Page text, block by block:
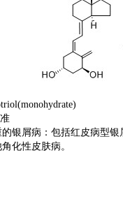
(monohydrate)
的银屑病：包括红皮病型银
角化性皮肤病。